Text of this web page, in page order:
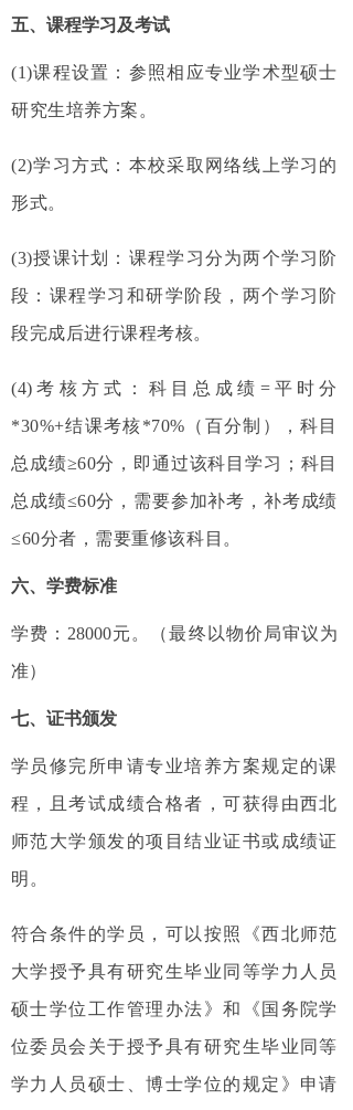
五、课程学习及考试
(1)课程设置：参照相应专业学术型硕士
研究生培养方案。
(2)学习方式：本校采取网络线上学习的
形式。
(3)授课计划：课程学习分为两个学习阶
段：课程学习和研学阶段，两个学习阶
段完成后进行课程考核。
(4)考核方式：科目总成绩=平时分
*30%+结课考核*70%（百分制），科目
总成绩≥60分，即通过该科目学习；科目
总成绩≤60分，需要参加补考，补考成绩
≤60分者，需要重修该科目。
六、学费标准
学费：28000元。（最终以物价局审议为
准）
七、证书颁发
学员修完所申请专业培养方案规定的课
程，且考试成绩合格者，可获得由西北
师范大学颁发的项目结业证书或成绩证
明。
符合条件的学员，可以按照《西北师范
大学授予具有研究生毕业同等学力人员
硕士学位工作管理办法》和《国务院学
位委员会关于授予具有研究生毕业同等
学力人员硕士、博士学位的规定》申请